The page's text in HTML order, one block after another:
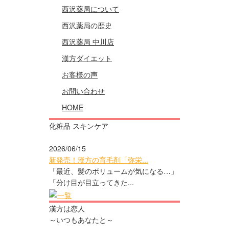
西沢薬局について
西沢薬局の歴史
西沢薬局 中川店
漢方ダイエット
お客様の声
お問い合わせ
HOME
化粧品 スキンケア
2026/06/15
新発売！漢方の育毛剤「弥栄...
「最近、髪のボリュームが気になる…」
「分け目が目立ってきた...
漢方は恋人
～いつもあなたと～